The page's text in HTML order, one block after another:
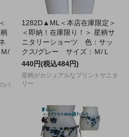
/
バ
1282D▲ML＜本店在庫限定＞
＜即納！在庫限り！＞ 星柄サ
ニタリーショーツ 色：サッ
クス/グレー サイズ：Ｍ/Ｌ
440円(税込484円)
星柄がカジュアルなプリントサニタ
リー